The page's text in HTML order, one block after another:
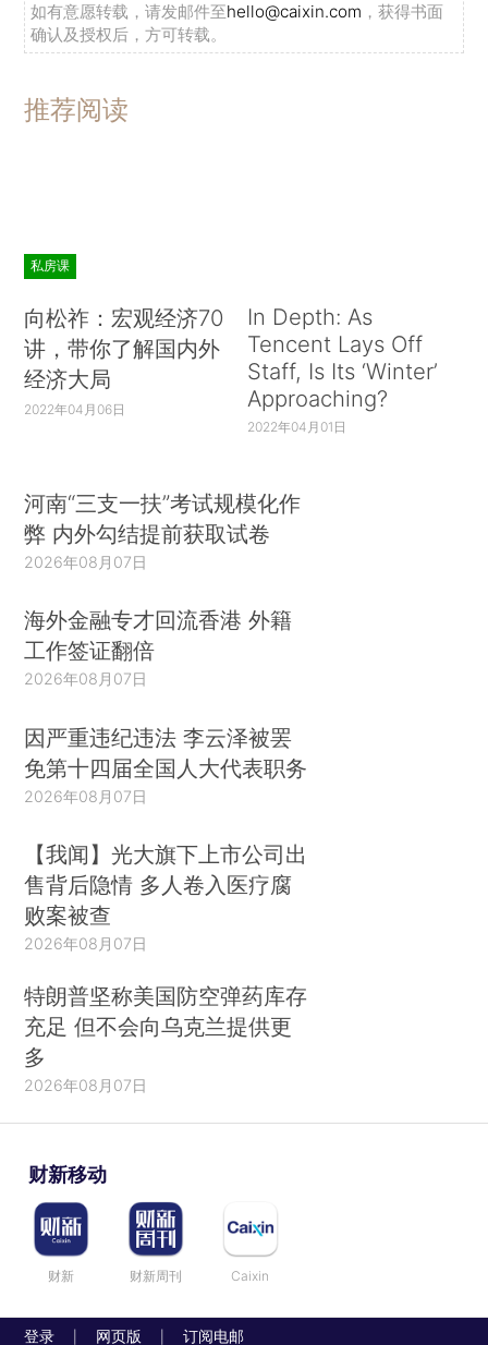
如有意愿转载，请发邮件至hello@caixin.com ，获得书面
确认及授权后，方可转载。
推荐阅读
私房课
向松祚：宏观经济70
讲，带你了解国内外
经济大局
2022年04月06日
In Depth: As
Tencent Lays Off
Staff, Is Its ‘Winter’
Approaching?
2022年04月01日
河南“三支一扶”考试规模化作
弊 内外勾结提前获取试卷
2026年08月07日
海外金融专才回流香港 外籍
工作签证翻倍
2026年08月07日
因严重违纪违法 李云泽被罢
免第十四届全国人大代表职务
2026年08月07日
【我闻】光大旗下上市公司出
售背后隐情 多人卷入医疗腐
败案被查
2026年08月07日
特朗普坚称美国防空弹药库存
充足 但不会向乌克兰提供更
多
2026年08月07日
财新移动
财新 财新周刊 Caixin
登录 网页版 订阅电邮